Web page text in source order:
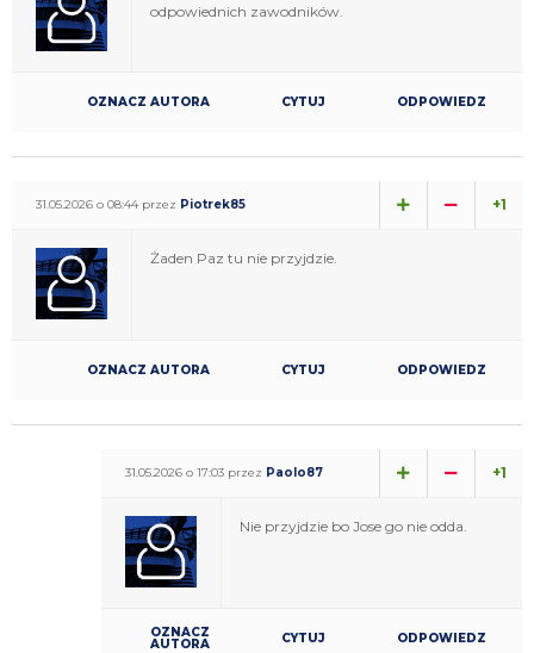
odpowiednich zawodników.
OZNACZ AUTORA CYTUJ ODPOWIEDZ
31.05.2026 o 08:44 przez Piotrek85 +1
Żaden Paz tu nie przyjdzie.
OZNACZ AUTORA CYTUJ ODPOWIEDZ
31.05.2026 o 17:03 przez Paolo87 +1
Nie przyjdzie bo Jose go nie odda.
OZNACZ
AUTORA CYTUJ ODPOWIEDZ